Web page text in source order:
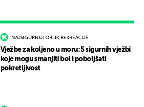
NAJSIGURNIJI OBLIK REKREACIJE
Vježbe za koljeno u moru: 5 sigurnih vježbi
koje mogu smanjiti bol i poboljšati
pokretljivost